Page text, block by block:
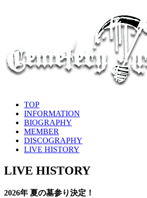
TOP
INFORMATION
BIOGRAPHY
MEMBER
DISCOGRAPHY
LIVE HISTORY
LIVE HISTORY
2026年 夏の墓参り決定！